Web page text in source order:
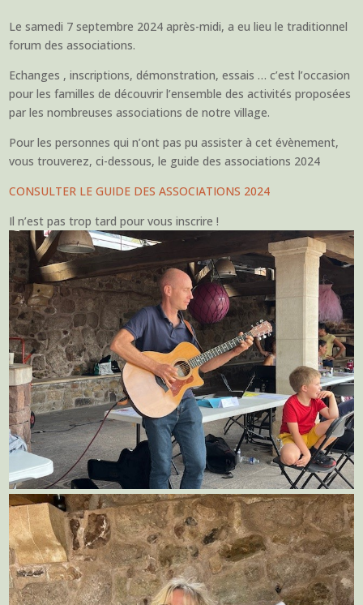
Le samedi 7 septembre 2024 après-midi, a eu lieu le traditionnel
forum des associations.
Echanges , inscriptions, démonstration, essais … c’est l’occasion
pour les familles de découvrir l’ensemble des activités proposées
par les nombreuses associations de notre village.
Pour les personnes qui n’ont pas pu assister à cet évènement,
vous trouverez, ci-dessous, le guide des associations 2024
CONSULTER LE GUIDE DES ASSOCIATIONS 2024
Il n’est pas trop tard pour vous inscrire !